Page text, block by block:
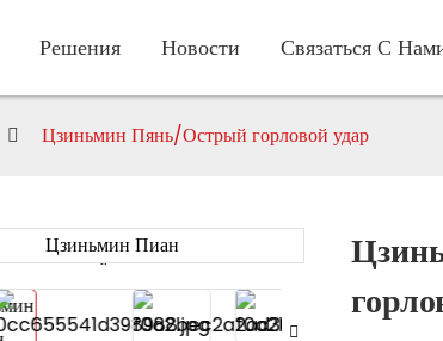
Решения Новости Связаться С
Цзиньмин Пянь/Острый горловой удар
Loading...
Loading...